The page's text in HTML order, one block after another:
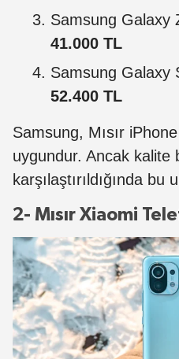
Samsung Galaxy
41.000 TL
Samsung Galaxy
52.400 TL
Samsung, Mısır
uygundur. Ancak kalite
karşılaştırıldığında bu
2- Mısır Xiaomi